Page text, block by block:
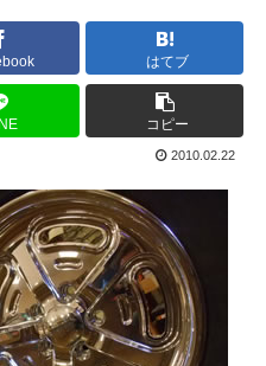
はてブ
コピー
2010.02.22